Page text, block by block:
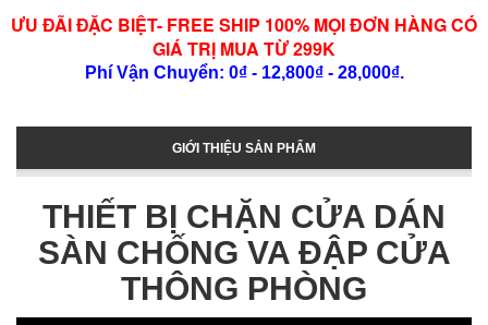
ƯU ĐÃI ĐẶC BIỆT- FREE SHIP 100% MỌI ĐƠN HÀNG CÓ
GIÁ TRỊ MUA TỪ 299K
Phí Vận Chuyển: 0₫ - 12,800₫ - 28,000₫.
GIỚI THIỆU SẢN PHẨM
THIẾT BỊ CHẶN CỬA DÁN
SÀN CHỐNG VA ĐẬP CỬA
THÔNG PHÒNG